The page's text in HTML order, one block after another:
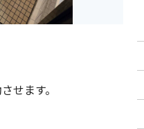
せます。